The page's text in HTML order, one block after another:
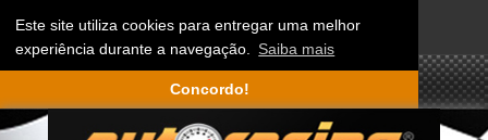
Este site utiliza cookies para entregar uma melhor
experiência durante a navegação. Saiba mais
Concordo!